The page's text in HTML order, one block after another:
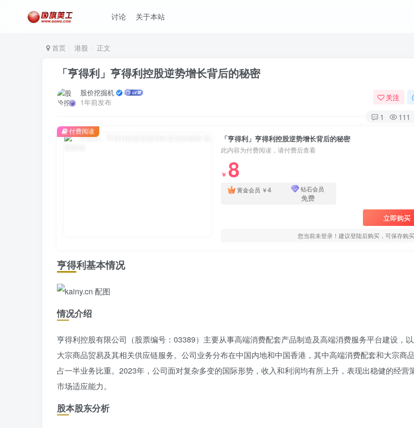
讨论 关于本站
首页 港股 正文
「亨得利」亨得利控股逆势增长背后的秘密
股价挖掘机
1年前发布
关注
1 111
「亨得利」亨得利控股逆势增长背后的秘密
此内容为付费阅读，请付费后查看
￥ 8
黄金会员 ￥4 钻石会员
免费
立即购买
您当前未登录！建议登陆后购买，可保存购
付费阅读
亨得利基本情况
情况介绍
亨得利控股有限公司（股票编号：03389）主要从事高端消费配套产品制造及高端消费服务平台建设，
大宗商品贸易及其相关供应链服务。公司业务分布在中国内地和中国香港，其中高端消费配套和大宗商
占一半业务比重。2023年，公司面对复杂多变的国际形势，收入和利润均有所上升，表现出稳健的经营
市场适应能力。
股本股东分析